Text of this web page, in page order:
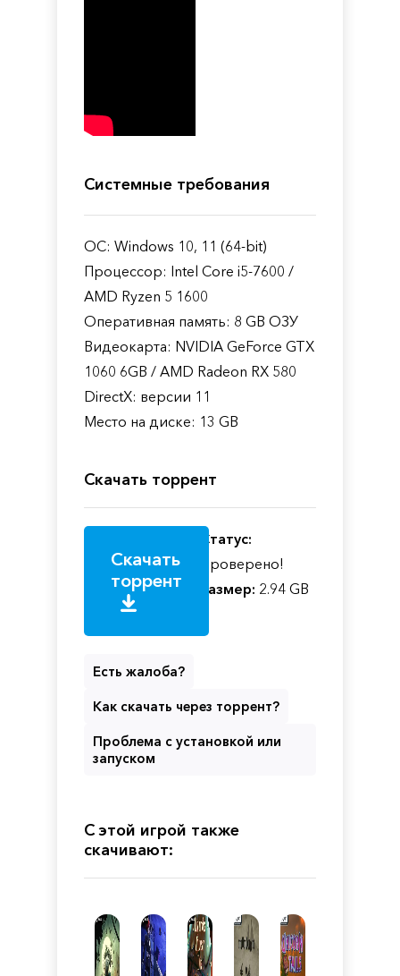
Системные требования
ОС: Windows 10, 11 (64-bit)
Процессор: Intel Core i5-7600 /
AMD Ryzen 5 1600
Оперативная память: 8 GB ОЗУ
Видеокарта: NVIDIA GeForce GTX
1060 6GB / AMD Radeon RX 580
DirectX: версии 11
Место на диске: 13 GB
Скачать торрент
Скачать
торрент
Статус:
Проверено!
Размер: 2.94 GB
Есть жалоба?
Как скачать через торрент?
Проблема с установкой или
запуском
С этой игрой также
скачивают: